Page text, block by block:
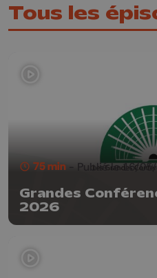
Tous les
75 min - Publié le 16/
Grandes
2026